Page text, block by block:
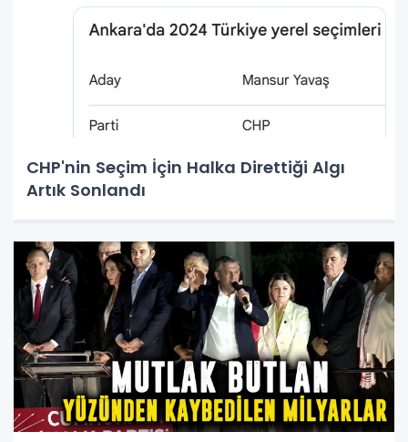
CHP'nin Seçim İçin Halka Direttiği Algı
Artık Sonlandı